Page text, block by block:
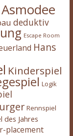
Asmodee
deduktiv
Escape Room
Hans
Kinderspiel
Logik
Rennspiel
des Jahres
placement